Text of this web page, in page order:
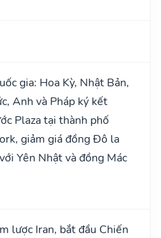
gia: Hoa Kỳ, Nhật Bản,
Anh và Pháp ký kết
Plaza tại thành phố
giảm giá đồng Đô la
Yên Nhật và đồng Mác
lược Iran, bắt đầu Chiến